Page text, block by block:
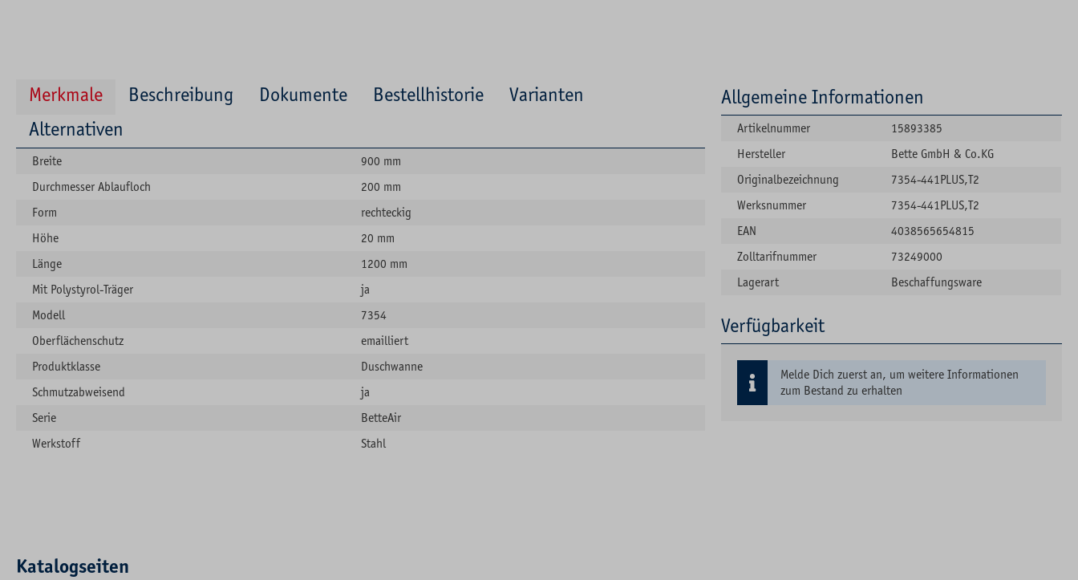
Merkmale Beschreibung Dokumente Bestellhistorie
Varianten
Alternativen
Breite
900 mm
Durchmesser Ablaufloch
200 mm
Form
rechteckig
Höhe
20 mm
Länge
1200 mm
Mit Polystyrol-Träger
ja
Modell
7354
Oberflächenschutz
emailliert
Produktklasse
Duschwanne
Schmutzabweisend
ja
Serie
BetteAir
Werkstoff
Stahl
Allgemeine Informationen
Artikelnummer
15893385
Hersteller
Bette GmbH & Co.KG
Originalbezeichnung
7354-441PLUS,T2
Werksnummer
7354-441PLUS,T2
EAN
4038565654815
Zolltarifnummer
73249000
Lagerart
Beschaffungsware
Verfügbarkeit
Melde Dich zuerst an, um weitere Informationen
zum Bestand zu erhalten
Katalogseiten